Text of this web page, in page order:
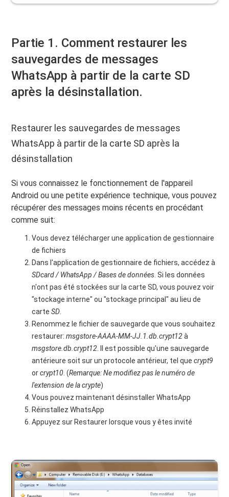
Partie 1. Comment restaurer les
sauvegardes de messages
WhatsApp à partir de la carte SD
après la désinstallation.
Restaurer les sauvegardes de messages
WhatsApp à partir de la carte SD après la
désinstallation
Si vous connaissez le fonctionnement de l'appareil
Android ou une petite expérience technique, vous pouvez
récupérer des messages moins récents en procédant
comme suit:
Vous devez télécharger une application de gestionnaire
de fichiers
Dans l'application de gestionnaire de fichiers, accédez à
SDcard / WhatsApp / Bases de données . Si les données
n'ont pas été stockées sur la carte SD, vous pouvez voir
"stockage interne" ou "stockage principal" au lieu de
carteSD
Renommez le fichier de sauvegarde que vous souhaitez
restaurer:msgstore-AAAA-MM-JJ.1.db.crypt12à
msgstore.db.crypt12 . Il est possible qu'une sauvegarde
antérieure soit sur un protocole antérieur, tel quecrypt9
orcrypt10 . (Remarque: Ne modifiez pas le numéro de
l'extension de la crypte)
Vous pouvez maintenant désinstaller WhatsApp
Réinstallez WhatsApp
Appuyez sur Restaurer lorsque vous y êtes invité